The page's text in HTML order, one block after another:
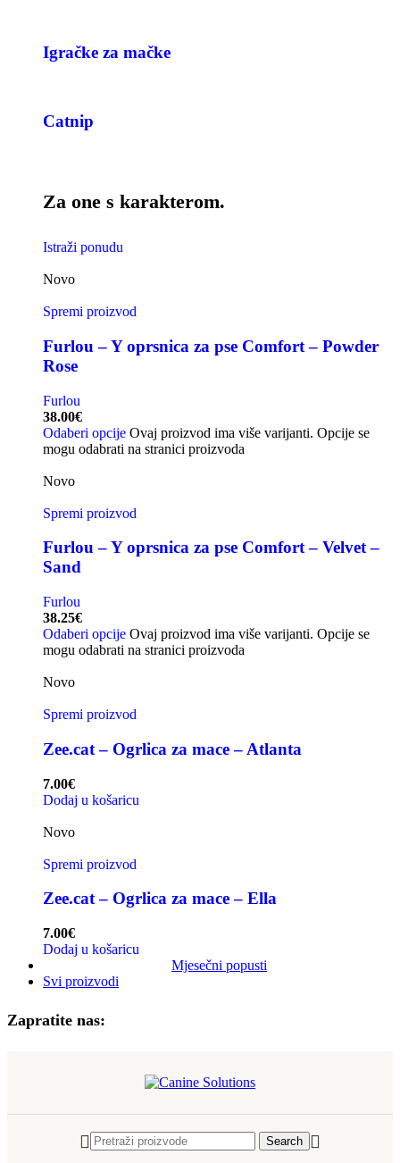
Igračke za mačke
Catnip
Za one s karakterom.
Istraži ponudu
Novo
Spremi proizvod
Furlou – Y oprsnica za pse Comfort – Powder
Rose
Furlou
38.00€
Odaberi opcije Ovaj proizvod ima više varijanti. Opcije se
mogu odabrati na stranici proizvoda
Novo
Spremi proizvod
Furlou – Y oprsnica za pse Comfort – Velvet –
Sand
Furlou
38.25€
Odaberi opcije Ovaj proizvod ima više varijanti. Opcije se
mogu odabrati na stranici proizvoda
Novo
Spremi proizvod
Zee.cat – Ogrlica za mace – Atlanta
7.00€
Dodaj u košaricu
Novo
Spremi proizvod
Zee.cat – Ogrlica za mace – Ella
7.00€
Dodaj u košaricu
Mjesečni popusti
Svi proizvodi
Zapratite nas:
Search